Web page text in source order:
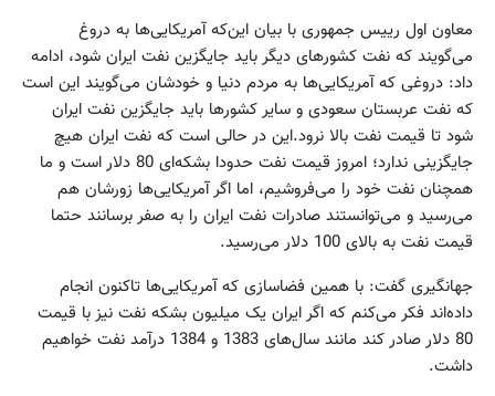
معاون اول رییس جمهوری با بیان این‌که آمریکایی‌ها به دروغ
می‌گویند که نفت کشورهای دیگر باید جایگزین نفت ایران شود، ادامه
داد: دروغی که آمریکایی‌ها به مردم دنیا و خودشان می‌گویند این است
که نفت عربستان سعودی و سایر کشورها باید جایگزین نفت ایران
شود تا قیمت نفت بالا نرود.این در حالی است که نفت ایران هیچ
جایگزینی ندارد؛ امروز قیمت نفت حدودا بشکه‌ای 80 دلار است و ما
همچنان نفت خود را می‌فروشیم، اما اگر آمریکایی‌ها زورشان هم
می‌رسید و می‌توانستند صادرات نفت ایران را به صفر برسانند حتما
قیمت نفت به بالای 100 دلار می‌رسید.
جهانگیری گفت: با همین فضاسازی که آمریکایی‌ها تاکنون انجام
داده‌اند فکر می‌کنم که اگر ایران یک میلیون بشکه نفت نیز با قیمت
80 دلار صادر کند مانند سال‌های 1383 و 1384 درآمد نفت خواهیم
داشت.